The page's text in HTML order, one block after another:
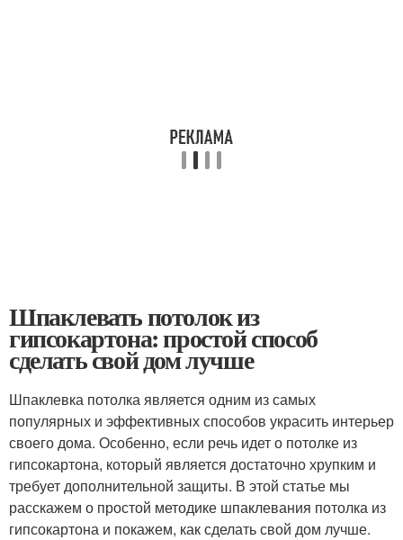
Шпаклевать потолок из
гипсокартона: простой способ
сделать свой дом лучше
Шпаклевка потолка является одним из самых
популярных и эффективных способов украсить интерьер
своего дома. Особенно, если речь идет о потолке из
гипсокартона, который является достаточно хрупким и
требует дополнительной защиты. В этой статье мы
расскажем о простой методике шпаклевания потолка из
гипсокартона и покажем, как сделать свой дом лучше.